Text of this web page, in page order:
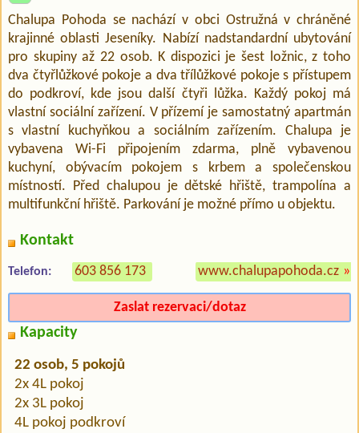
Chalupa Pohoda se nachází v obci Ostružná v chráněné
krajinné oblasti Jeseníky. Nabízí nadstandardní ubytování
pro skupiny až 22 osob. K dispozici je šest ložnic, z toho
dva čtyřlůžkové pokoje a dva třílůžkové pokoje s přístupem
do podkroví, kde jsou další čtyři lůžka. Každý pokoj má
vlastní sociální zařízení. V přízemí je samostatný apartmán
s vlastní kuchyňkou a sociálním zařízením. Chalupa je
vybavena Wi-Fi připojením zdarma, plně vybavenou
kuchyní, obývacím pokojem s krbem a společenskou
místností. Před chalupou je dětské hřiště, trampolína a
multifunkční hřiště. Parkování je možné přímo u objektu.
Kontakt
Telefon: 603 856 173 www.chalupapohoda.cz »
Zaslat rezervaci/dotaz
Kapacity
22 osob, 5 pokojů
2x 4L pokoj
2x 3L pokoj
4L pokoj podkroví